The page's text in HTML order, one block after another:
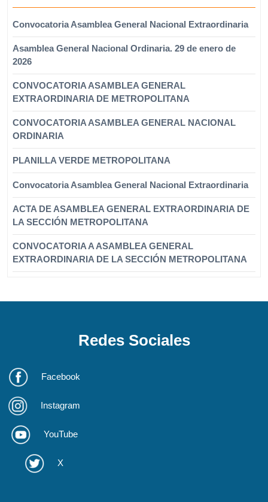
Convocatoria Asamblea General Nacional Extraordinaria
Asamblea General Nacional Ordinaria. 29 de enero de
2026
CONVOCATORIA ASAMBLEA GENERAL
EXTRAORDINARIA DE METROPOLITANA
CONVOCATORIA ASAMBLEA GENERAL NACIONAL
ORDINARIA
PLANILLA VERDE METROPOLITANA
Convocatoria Asamblea General Nacional Extraordinaria
ACTA DE ASAMBLEA GENERAL EXTRAORDINARIA DE
LA SECCIÓN METROPOLITANA
CONVOCATORIA A ASAMBLEA GENERAL
EXTRAORDINARIA DE LA SECCIÓN METROPOLITANA
Redes Sociales
Facebook
Instagram
YouTube
X